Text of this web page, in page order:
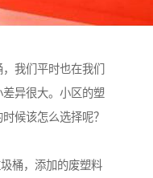
我们平时也在我们
异很大。小区的塑
候该怎么选择呢？
桶，添加的废塑料